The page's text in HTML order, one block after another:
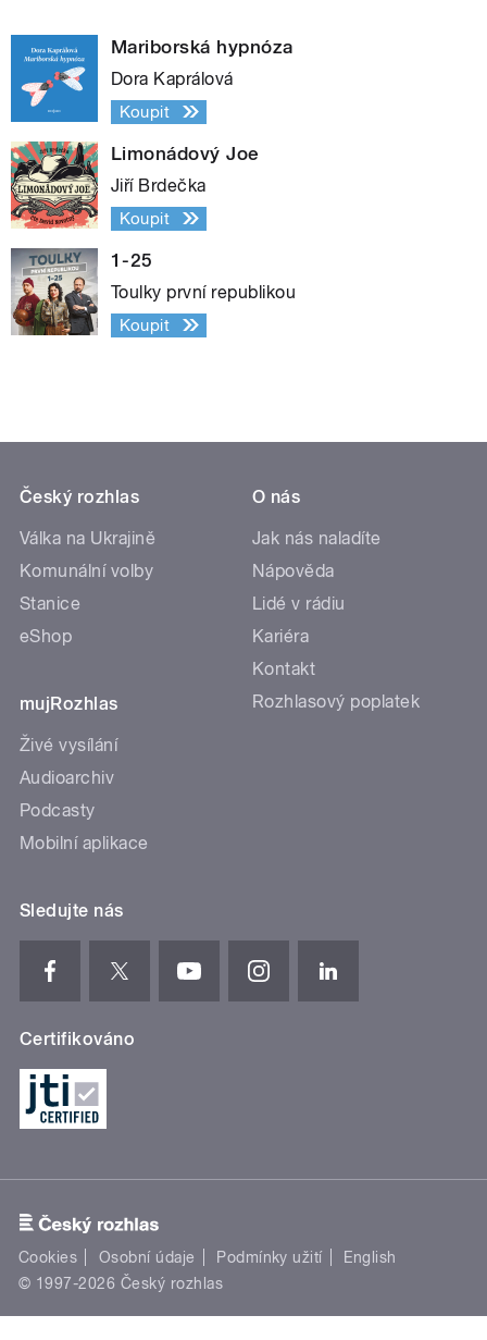
Mariborská hypnóza
Dora Kaprálová
Koupit
Limonádový Joe
Jiří Brdečka
Koupit
1-25
Toulky první republikou
Koupit
Český rozhlas
Válka na Ukrajině
Komunální volby
Stanice
eShop
mujRozhlas
Živé vysílání
Audioarchiv
Podcasty
Mobilní aplikace
O nás
Jak nás naladíte
Nápověda
Lidé v rádiu
Kariéra
Kontakt
Rozhlasový poplatek
Sledujte nás
Certifikováno
Cookies Osobní údaje Podmínky užití
English
© 1997-2026 Český rozhlas